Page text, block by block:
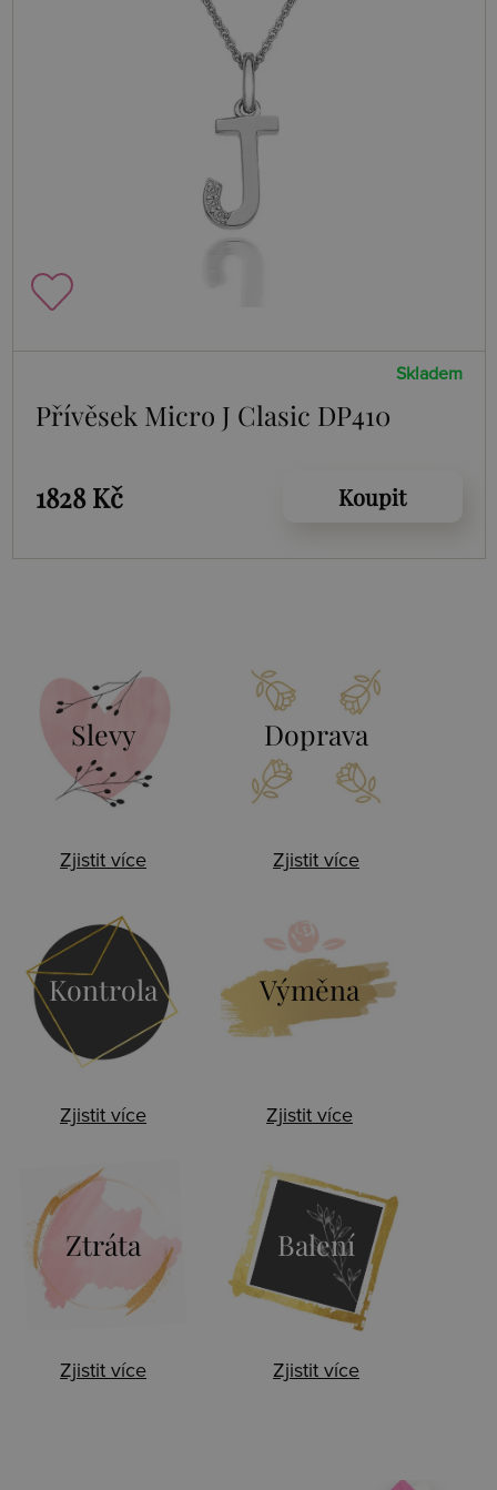
Skladem
Přívěsek Micro J Clasic DP410
1828 Kč Koupit
Slevy
Zjistit více
Doprava
Zjistit více
Kontrola
Zjistit více
Výměna
Zjistit více
Ztráta
Zjistit více
Balení
Zjistit více